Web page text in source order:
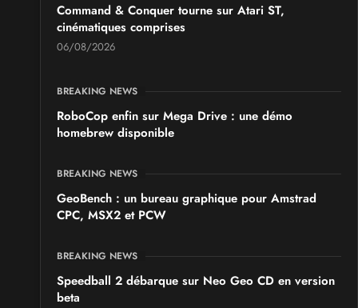
Command & Conquer tourne sur Atari ST,
cinématiques comprises
06/08/2026
BREAKING NEWS
RoboCop enfin sur Mega Drive : une démo
homebrew disponible
BREAKING NEWS
GeoBench : un bureau graphique pour Amstrad
CPC, MSX2 et PCW
BREAKING NEWS
Speedball 2 débarque sur Neo Geo CD en version
beta